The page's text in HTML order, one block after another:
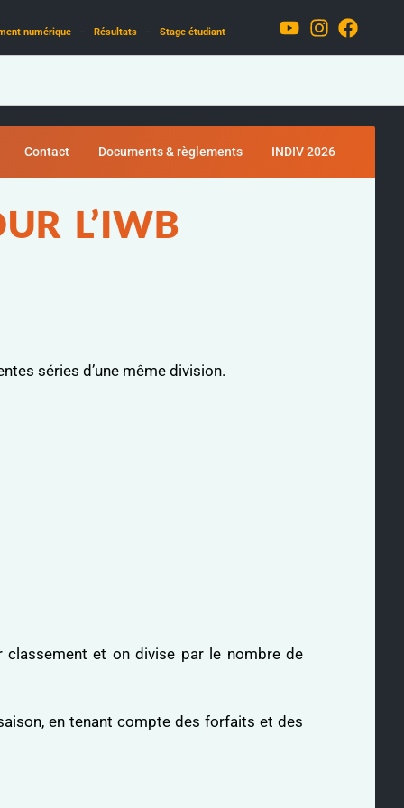
numérique– Résultats– Stage étudiant
Contact Documents & règlements INDIV 2026
L’IWB
séries d’une même division.
et on divise par le nombre de
en tenant compte des forfaits et des